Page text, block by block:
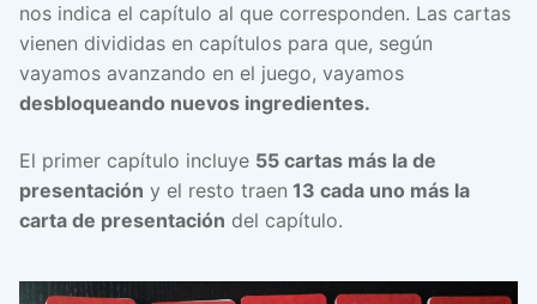
nos indica el capítulo al que corresponden. Las cartas
vienen divididas en capítulos para que, según
vayamos avanzando en el juego, vayamos
desbloqueando nuevos ingredientes.
El primer capítulo incluye 55 cartas más la de
presentación y el resto traen 13 cada uno más la
carta de presentación del capítulo.